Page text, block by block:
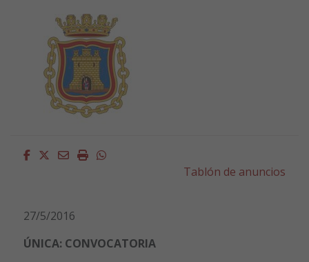
Facebook
Twitter
EmailImprimirWhatsapp
Tablón de anuncios
27/5/2016
ÚNICA: CONVOCATORIA